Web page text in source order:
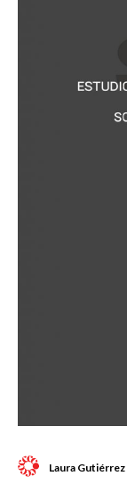
Laura Gutiérrez